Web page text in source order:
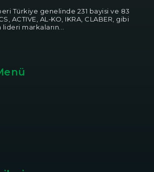
Türkiye genelinde 231 bayisi ve 83
ACTIVE, AL-KO, IKRA, CLABER, gibi
markaların...